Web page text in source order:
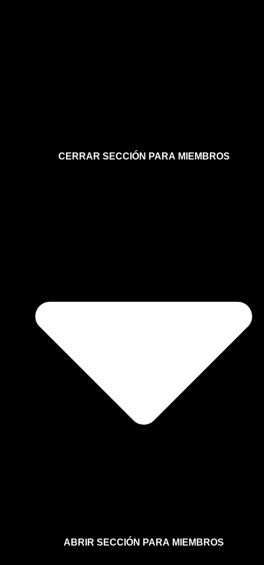
CERRAR SECCIÓN PARA MIEMBROS
ABRIR SECCIÓN PARA MIEMBROS